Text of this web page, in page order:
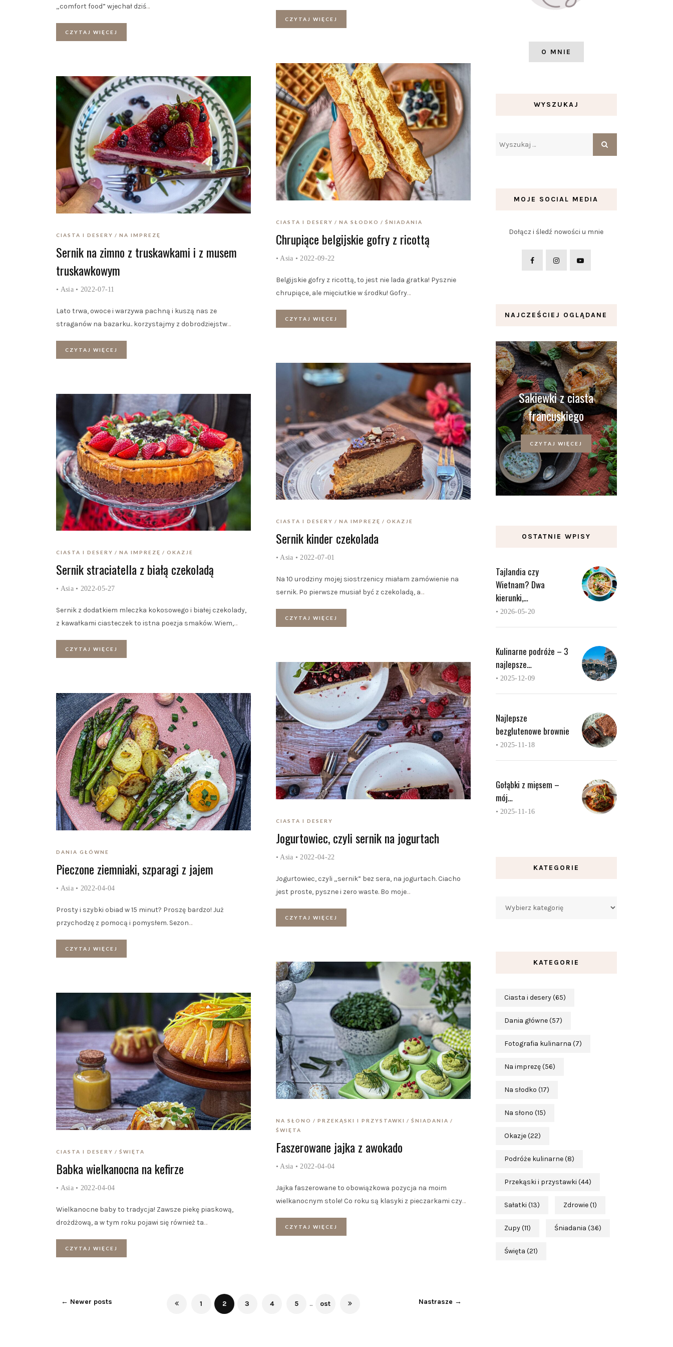
„comfort food” wjechał dziś…
CZYTAJ WIĘCEJ
CZYTAJ WIĘCEJ
CIASTA I DESERY NA SŁODKO ŚNIADANIA
Chrupiące belgijskie gofry z ricottą
• Asia • 2022-09-22
Belgijskie gofry z ricottą, to jest nie lada gratka! Pysznie
chrupiące, ale mięciutkie w środku! Gofry…
CZYTAJ WIĘCEJ
CIASTA I DESERY NA IMPREZĘ
Sernik na zimno z truskawkami i z musem
truskawkowym
• Asia • 2022-07-11
Lato trwa, owoce i warzywa pachną i kuszą nas ze
straganów na bazarku.. korzystajmy z dobrodziejstw…
CZYTAJ WIĘCEJ
CIASTA I DESERY NA IMPREZĘ OKAZJE
Sernik kinder czekolada
•Asia • 2022-07-01
Na 10 urodziny mojej siostrzenicy miałam zamówienie na
sernik. Po pierwsze musiał być z czekoladą, a…
CZYTAJ WIĘCEJ
CIASTA I DESERY NA IMPREZĘ OKAZJE
Sernik straciatella z białą czekoladą
• Asia • 2022-05-27
Sernik z dodatkiem mleczka kokosowego i białej czekolady,
z kawałkami ciasteczek to istna poezja smaków. Wiem,…
CZYTAJ WIĘCEJ
CIASTA I DESERY
Jogurtowiec, czyli sernik na jogurtach
•Asia • 2022-04-22
Jogurtowiec, czyli „sernik” bez sera, na jogurtach. Ciacho
jest proste, pyszne i zero waste. Bo moje…
CZYTAJ WIĘCEJ
DANIA GŁÓWNE
Pieczone ziemniaki, szparagi z jajem
• Asia • 2022-04-04
Prosty i szybki obiad w 15 minut? Proszę bardzo! Już
przychodzę z pomocą i pomysłem. Sezon…
CZYTAJ WIĘCEJ
NA SŁONO PRZEKĄSKI I PRZYSTAWKI
ŚNIADANIA
ŚWIĘTA
Faszerowane jajka z awokado
• Asia • 2022-04-04
Jajka faszerowane to obowiązkowa pozycja na moim
wielkanocnym stole! Co roku są klasyki z pieczarkami czy…
CZYTAJ WIĘCEJ
CIASTA I DESERY ŚWIĘTA
Babka wielkanocna na kefirze
• Asia • 2022-04-04
Wielkanocne baby to tradycja! Zawsze piekę piaskową,
drożdżową, a w tym roku pojawi się również ta…
CZYTAJ WIĘCEJ
← Newer posts 1 2 3 4 5 ... ost Nastrasze →
O MNIE
WYSZUKAJ
MOJE SOCIAL MEDIA
Dołącz i śledź nowości u mnie
NAJCZEŚCIEJ OGLĄDANE
Sakiewki z ciasta
francuskiego
CZYTAJ WIĘCEJ
OSTATNIE WPISY
Tajlandia czy
Wietnam? Dwa
kierunki,…
• 2026-05-20
Kulinarne podróże – 3
najlepsze…
• 2025-12-09
Najlepsze
bezglutenowe brownie
• 2025-11-18
Gołąbki z mięsem –
mój…
• 2025-11-16
KATEGORIE
KATEGORIE
Ciasta i desery(65)
Dania główne(57)
Fotografia kulinarna (7)
Na imprezę(56)
Na słodko (17)
Na słono (15)
Okazje(22)
Podróże kulinarne(8)
Przekąski i przystawki (44)
Sałatki (13) Zdrowie(1)
Zupy(11) Śniadania (36)
Święta (21)